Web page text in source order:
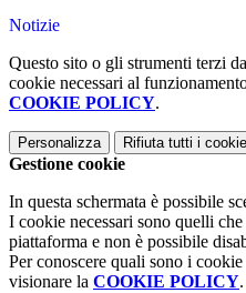
Notizie
Questo sito o gli strumenti terzi
cookie necessari al
COOKIE POLICY.
Personalizza Rifiuta tutti i
Gestione cookie
In questa schermata è possibile
I cookie necessari sono quelli
piattaforma e non è possibile
Per conoscere quali sono i
visionare la COOKIE POLICY.